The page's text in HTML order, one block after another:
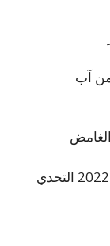
من آب
حل لغز كلمات كراش الاثنين 8 أغسطس 2022 التحدي